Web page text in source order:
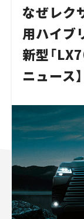
なぜレク
用ハイブ
新型「
ニュース】
Traffic
Special
人気のハッシュタグ
スズキ ジムニ
マツダ｜Mazda